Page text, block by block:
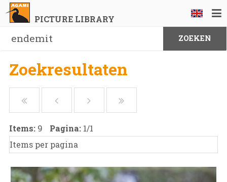
PICTURE LIBRARY
Zoekresultaten
Items: 9 Pagina: 1/1